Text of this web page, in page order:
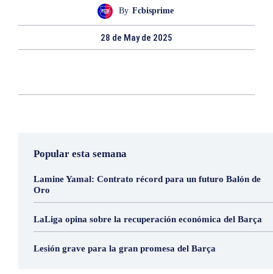
By Fcbisprime
28 de May de 2025
Popular esta semana
Lamine Yamal: Contrato récord para un futuro Balón de
Oro
LaLiga opina sobre la recuperación económica del Barça
Lesión grave para la gran promesa del Barça